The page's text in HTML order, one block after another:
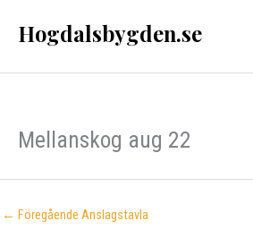
Hogdalsbygden.se
Mellanskog aug 22
← Föregående Anslagstavla